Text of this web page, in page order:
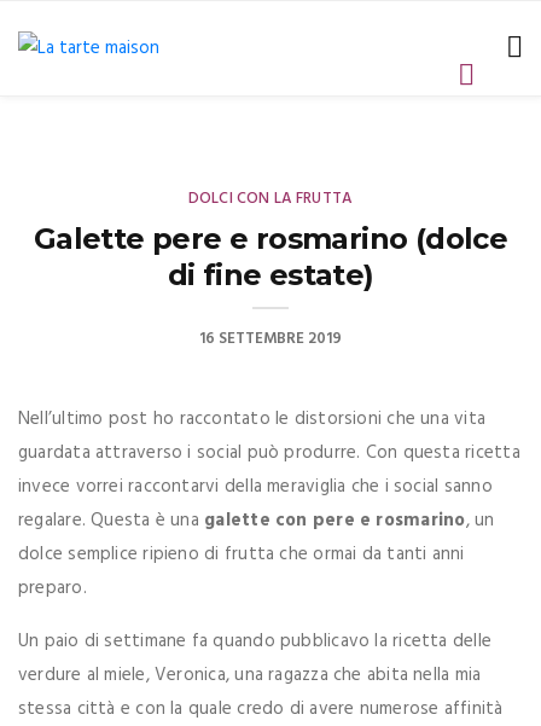
DOLCI CON LA FRUTTA
Galette pere e rosmarino (dolce
di fine estate)
16 SETTEMBRE 2019
Nell’ultimo post ho raccontato le distorsioni che una vita
guardata attraverso i social può produrre. Con questa ricetta
invece vorrei raccontarvi della meraviglia che i social sanno
regalare. Questa è una galette con pere e rosmarino, un
dolce semplice ripieno di frutta che ormai da tanti anni
preparo.
Un paio di settimane fa quando pubblicavo la ricetta delle
verdure al miele, Veronica, una ragazza che abita nella mia
stessa città e con la quale credo di avere numerose affinità